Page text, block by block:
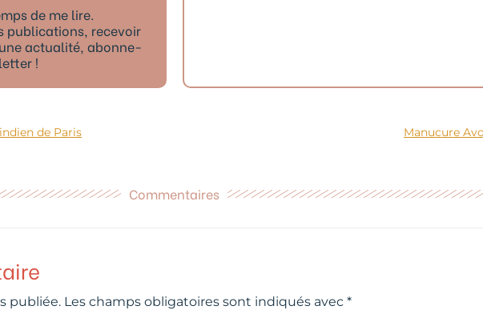
de me lire.
publications, recevoir
actualité, abonne-
!
de Paris Manucure
Commentaires
publiée. Les champs obligatoires sont indiqués avec *